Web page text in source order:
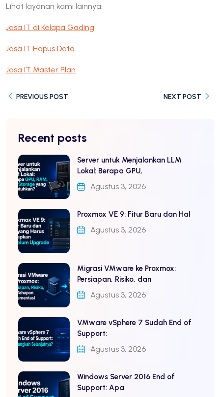
Lihat layanan kami lainnya:
Jasa IT di Kelapa Gading
Jasa IT Hapus Data
Jasa IT Master Plan
PREVIOUS POST NEXT POST
Recent posts
Server untuk Menjalankan LLM
Lokal: Berapa GPU,
Agustus 3, 2026
Proxmox VE 9: Fitur Baru dan Hal
Agustus 3, 2026
Migrasi VMware ke Proxmox:
Persiapan, Risiko, dan
Agustus 3, 2026
VMware vSphere 7 Sudah End of
Support:
Agustus 3, 2026
Windows Server 2016 End of
Support: Apa